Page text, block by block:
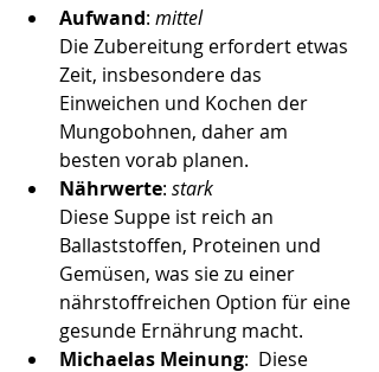
Aufwand: mittel
Die Zubereitung erfordert etwas
Zeit, insbesondere das
Einweichen und Kochen der
Mungobohnen, daher am
besten vorab planen.
Nährwerte: stark
Diese Suppe ist reich an
Ballaststoffen, Proteinen und
Gemüsen, was sie zu einer
nährstoffreichen Option für eine
gesunde Ernährung macht.
Michaelas Meinung:  Diese